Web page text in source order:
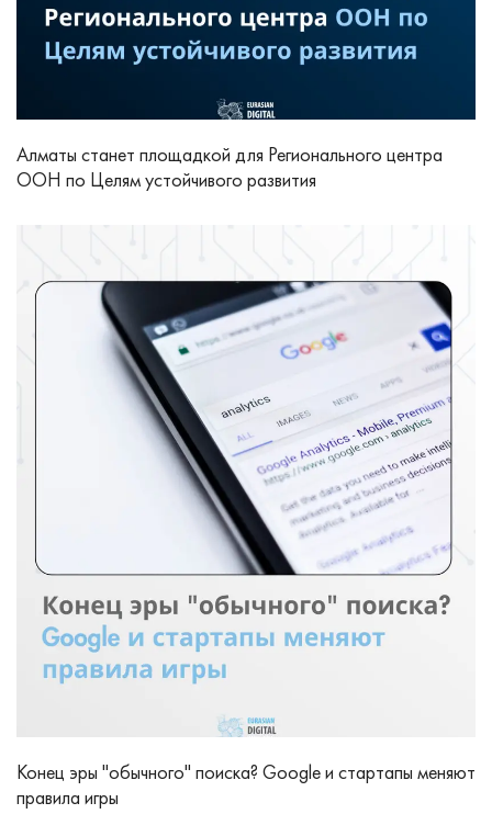
Алматы станет площадкой для Регионального центра
ООН по Целям устойчивого развития
Конец эры "обычного" поиска? Google и стартапы меняют
правила игры